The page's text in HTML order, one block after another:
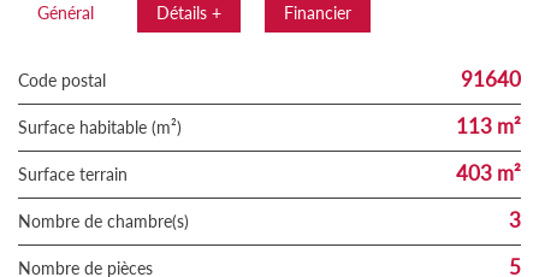
Général Détails + Financier
Code postal 91640
Surface habitable (m²) 113 m²
surface terrain 403 m²
Nombre de chambre(s) 3
Nombre de pièces 5